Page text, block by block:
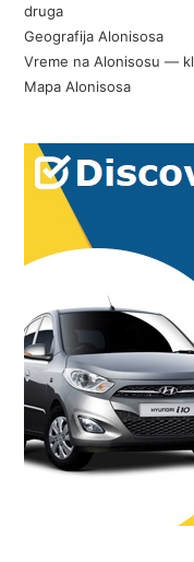
druga
Geografija Alonisosa
Vreme na Alonisosu —
Mapa Alonisosa